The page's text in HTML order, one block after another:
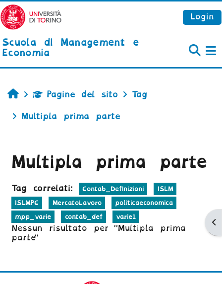
Vai al contenuto principale
Login
Scuola di Management e
Economia
HomePagine del sito Tag
Multipla prima parte
Multipla prima parte
Tag correlati: Contab_Definizioni
ISLM
ISLMPC
MercatoLavoro
politicaeconomica
mpp_varie
contab_def varie1
Nessun risultato per "Multipla prima
parte"